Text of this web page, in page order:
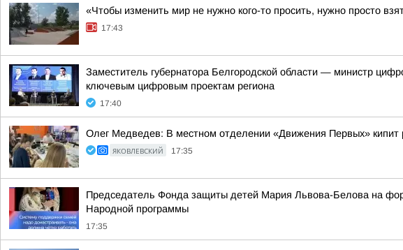
«Чтобы изменить мир не нужно кого-то просить, нужно просто
17:43
Заместитель губернатора Белгородской области — министр
ключевым цифровым проектам региона
17:40
Олег Медведев: В местном отделении «Движения Первых» кипит
ЯКОВЛЕВСКИЙ 17:35
Председатель Фонда защиты детей Мария Львова-Белова на
Народной программы
17:35